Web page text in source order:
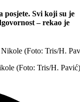
posjete. Svi koji su je
– rekao je
(Foto: Tris/H. Pavić)